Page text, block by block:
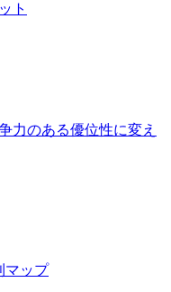
ト
力のある優位性に変え
マップ